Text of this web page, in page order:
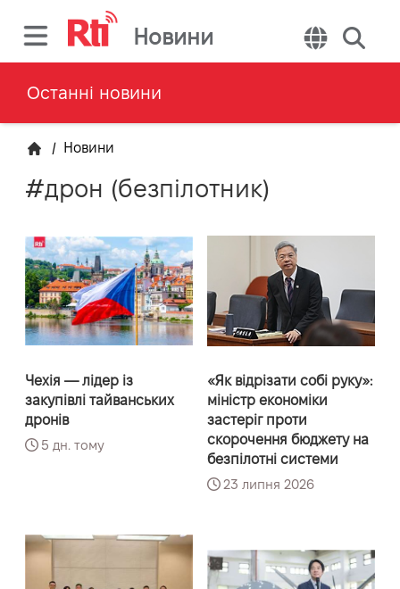
Новини
Останні новини
/ Новини
#дрон (безпілотник)
Чехія — лідер із
закупівлі тайванських
дронів
5 дн. тому
«Як відрізати собі руку»:
міністр економіки
застеріг проти
скорочення бюджету на
безпілотні системи
23 липня 2026